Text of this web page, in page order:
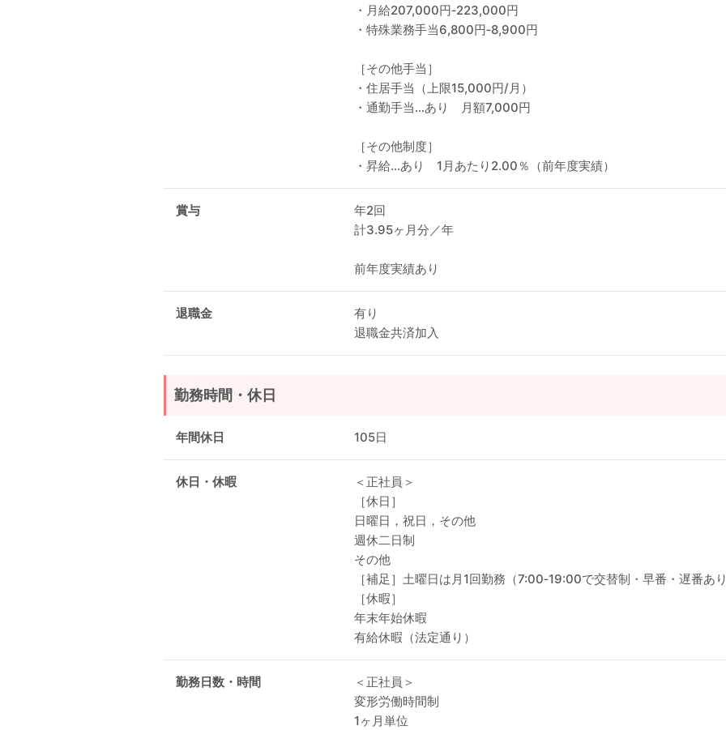
・月給207,000円‐223,000円
・特殊業務手当6,800円‐8,900円
［その他手当］
・住居手当（上限15,000円/月）
・通勤手当…あり 月額7,000円
［その他制度］
・昇給…あり 1月あたり2.00％（前年度実績）
賞与
年2回
計3.95ヶ月分／年
前年度実績あり
退職金
有り
退職金共済加入
勤務時間・休日
年間休日 105日
休日・休暇
＜正社員＞
［休日］
日曜日，祝日，その他
週休二日制
その他
［補足］土曜日は月1回勤務（7:00‐19:00で交替制・早番・遅番あ
［休暇］
年末年始休暇
有給休暇（法定通り）
勤務日数・時間
＜正社員＞
変形労働時間制
1ヶ月単位